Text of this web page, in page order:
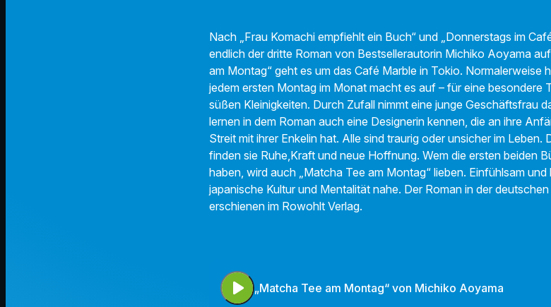
Nach „Frau Komachi empfiehlt ein Buch“ und „Donnerstags im
endlich der dritte Roman von Bestsellerautorin Michiko Aoyama
am Montag“ geht es um das Café Marble in Tokio. Normalerweise
jedem ersten Montag im Monat macht es auf – für eine besondere
süßen Kleinigkeiten. Durch Zufall nimmt eine junge Geschäftsfrau
lernen in dem Roman auch eine Designerin kennen, die an ihre
Streit mit ihrer Enkelin hat. Alle sind traurig oder unsicher im
finden sie Ruhe,Kraft und neue Hoffnung. Wem die ersten beiden
haben, wird auch „Matcha Tee am Montag“ lieben. Einfühlsam
japanische Kultur und Mentalität nahe. Der Roman in der
erschienen im Rowohlt Verlag.
play_arrow „Matcha Tee am Montag“ von Michiko Aoyama